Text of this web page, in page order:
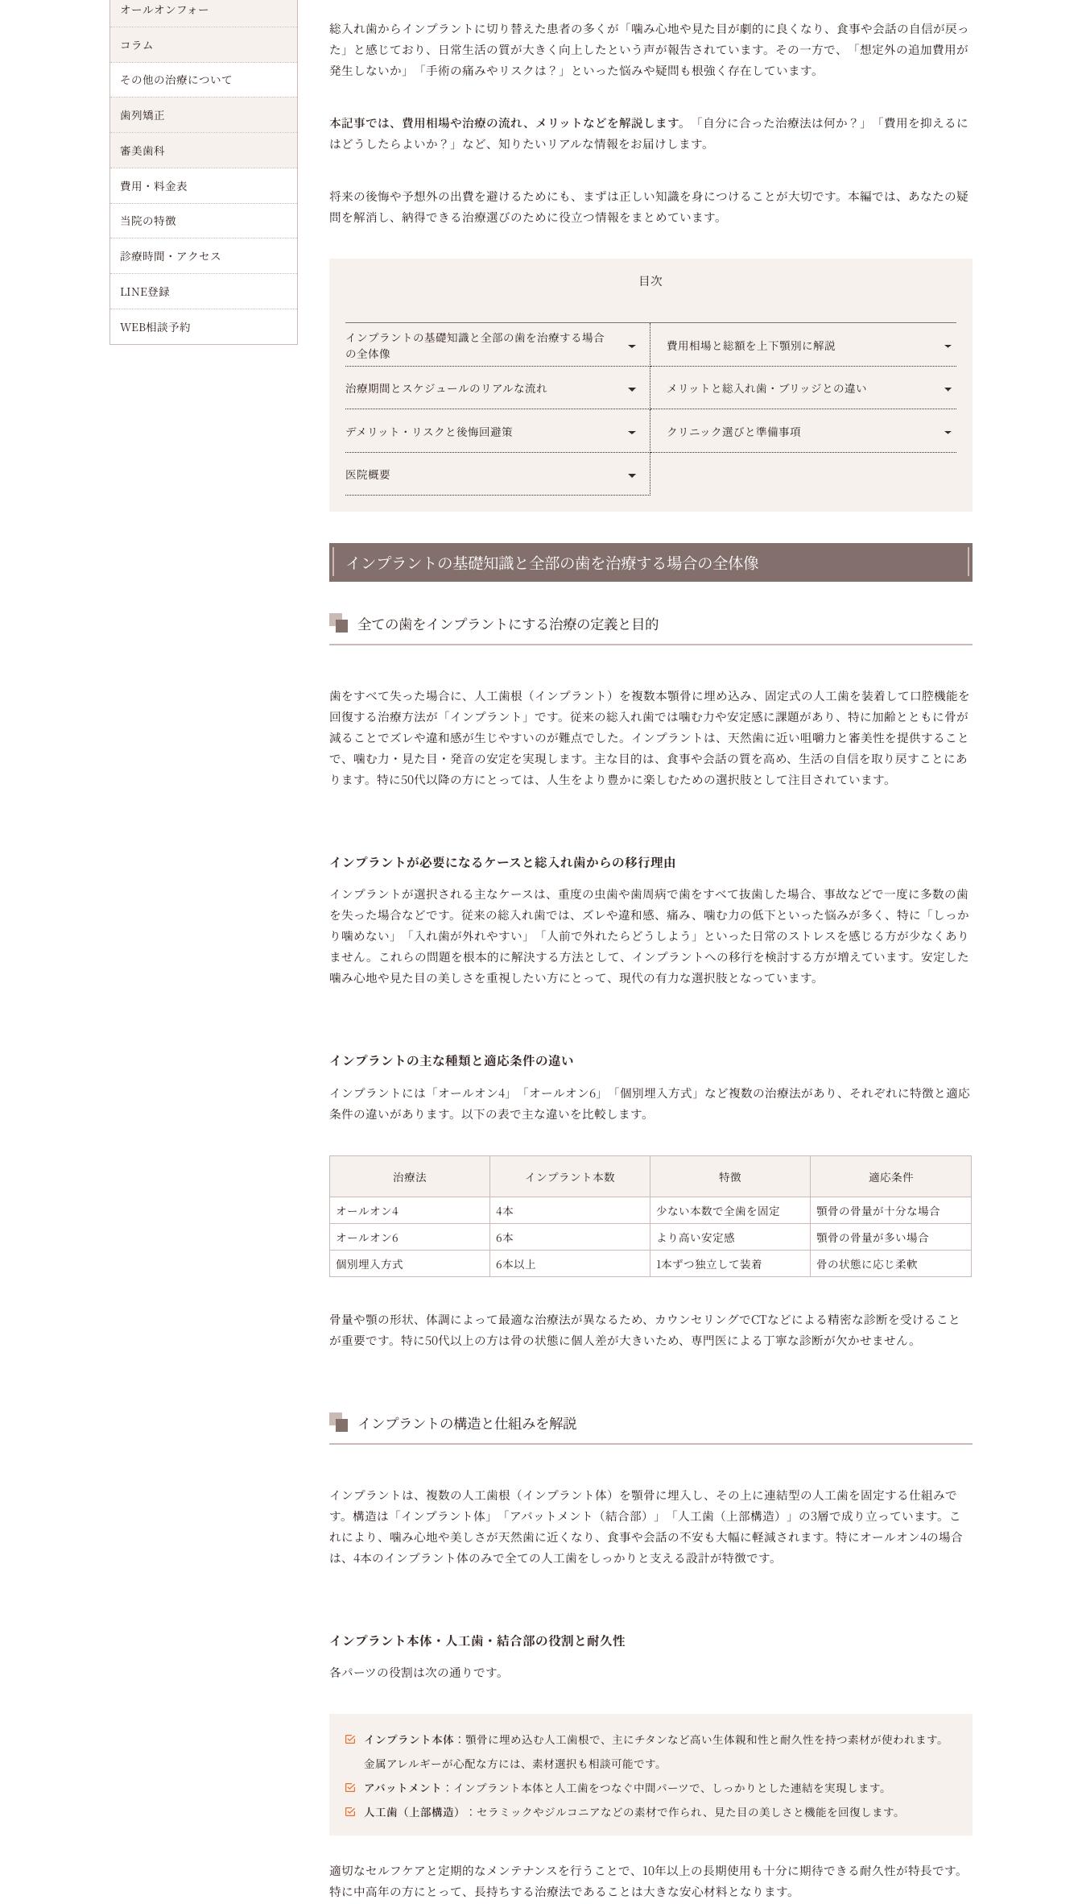
総入れ歯からインプラントに切り替えた患者の多くが「噛み心地や見た目が劇的に良くなり、食事や会話の自信が戻っ
た」と感じており、日常生活の質が大きく向上したという声が報告されています。その一方で、「想定外の追加費用が
発生しないか」「手術の痛みやリスクは？」といった悩みや疑問も根強く存在しています。
本記事では、費用相場や治療の流れ、メリットなどを解説します。
「自分に合った治療法は何か？」「費用を抑えるに
はどうしたらよいか？」など、知りたいリアルな情報をお届けします。
将来の後悔や予想外の出費を避けるためにも、まずは正しい知識を身につけることが大切です。本編では、あなたの疑
問を解消し、納得できる治療選びのために役立つ情報をまとめています。
目次
インプラントの基礎知識と全部の歯を治療する場合
の全体像
費用相場と総額を上下顎別に解説
治療期間とスケジュールのリアルな流れ メリットと総入れ歯・ブリッジとの違い
デメリット・リスクと後悔回避策 クリニック選びと準備事項
医院概要
インプラントの基礎知識と全部の歯を治療する場合の全体像
全ての歯をインプラントにする治療の定義と目的
歯をすべて失った場合に、人工歯根（インプラント）を複数本顎骨に埋め込み、固定式の人工歯を装着して口腔機能を
回復する治療方法が「インプラント」です。従来の総入れ歯では噛む力や安定感に課題があり、特に加齢とともに骨が
減ることでズレや違和感が生じやすいのが難点でした。インプラントは、天然歯に近い咀嚼力と審美性を提供すること
で、噛む力・見た目・発音の安定を実現します。主な目的は、食事や会話の質を高め、生活の自信を取り戻すことにあ
ります。特に50代以降の方にとっては、人生をより豊かに楽しむための選択肢として注目されています。
インプラントが必要になるケースと総入れ歯からの移行理由
インプラントが選択される主なケースは、重度の虫歯や歯周病で歯をすべて抜歯した場合、事故などで一度に多数の歯
を失った場合などです。従来の総入れ歯では、ズレや違和感、痛み、噛む力の低下といった悩みが多く、特に「しっか
り噛めない」「入れ歯が外れやすい」「人前で外れたらどうしよう」といった日常のストレスを感じる方が少なくあり
ません。これらの問題を根本的に解決する方法として、インプラントへの移行を検討する方が増えています。安定した
噛み心地や見た目の美しさを重視したい方にとって、現代の有力な選択肢となっています。
インプラントの主な種類と適応条件の違い
インプラントには「オールオン4」「オールオン6」「個別埋入方式」など複数の治療法があり、それぞれに特徴と適応
条件の違いがあります。以下の表で主な違いを比較します。
治療法 インプラント本数 特徴 適応条件
オールオン4 4本 少ない本数で全歯を固定
顎骨の骨量が十分な場合
オールオン6
6本 より高い安定感
顎骨の骨量が多い場合
個別埋入方式
6本以上 1本ずつ独立して装着 骨の状態に応じ柔軟
骨量や顎の形状、体調によって最適な治療法が異なるため、カウンセリングでCTなどによる精密な診断を受けること
が重要です。特に50代以上の方は骨の状態に個人差が大きいため、専門医による丁寧な診断が欠かせません。
インプラントの構造と仕組みを解説
インプラントは、複数の人工歯根（インプラント体）を顎骨に埋入し、その上に連結型の人工歯を固定する仕組みで
す。構造は「インプラント体」「アバットメント（結合部）」「人工歯（上部構造）」の3層で成り立っています。こ
れにより、噛み心地や美しさが天然歯に近くなり、食事や会話の不安も大幅に軽減されます。特にオールオン4の場合
は、4本のインプラント体のみで全ての人工歯をしっかりと支える設計が特徴です。
インプラント本体・人工歯・結合部の役割と耐久性
各パーツの役割は次の通りです。
インプラント本体 ：顎骨に埋め込む人工歯根で、主にチタンなど高い生体親和性と耐久性を持つ素材が使われます。
金属アレルギーが心配な方には、素材選択も相談可能です。
アバットメント ：インプラント本体と人工歯をつなぐ中間パーツで、しっかりとした連結を実現します。
人工歯（上部構造）
：セラミックやジルコニアなどの素材で作られ、見た目の美しさと機能を回復します。
適切なセルフケアと定期的なメンテナンスを行うことで、10年以上の長期使用も十分に期待できる耐久性が特長です。
特に中高年の方にとって、長持ちする治療法であることは大きな安心材料となります。
オールオンフォー
コラム
その他の治療について
歯列矯正
審美歯科
費用・料金表
当院の特徴
診療時間・アクセス
LINE登録
WEB相談予約